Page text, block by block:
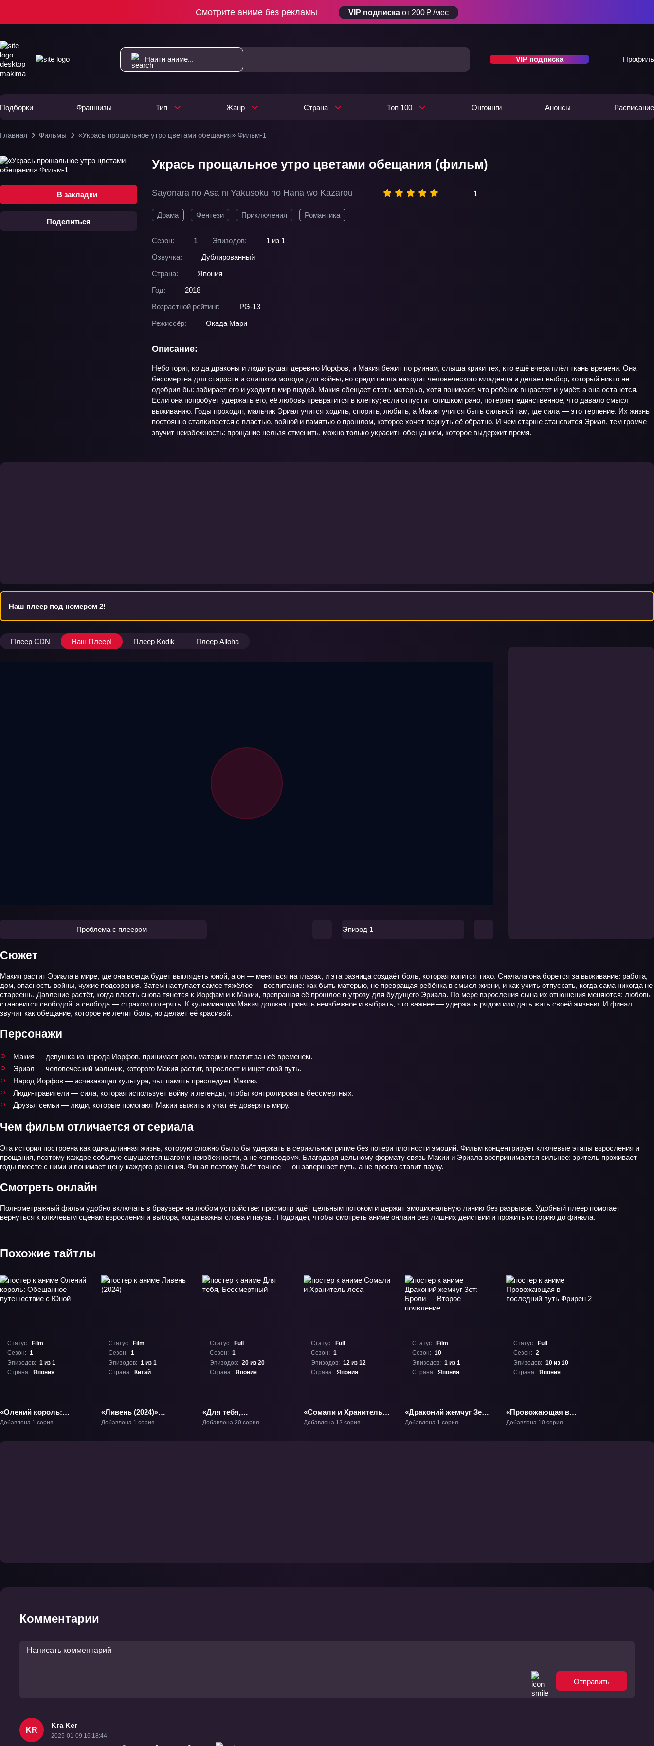
Смотрите аниме без рекламы VIP подписка от 200 ₽ /мес
VIP подписка Профиль
Подборки Франшизы Тип Жанр Страна Топ 100 Онгоинги Анонсы Расписание
Главная Фильмы «Укрась прощальное утро цветами обещания» Фильм-1
В закладки
Поделиться
Укрась прощальное утро цветами обещания (фильм)
Sayonara no Asa ni Yakusoku no Hana wo Kazarou 1
Драма Фентези Приключения Романтика
Сезон: 1 Эпизодов:
1 из 1
Озвучка:
Дублированный
Страна:
Япония
Год:
2018
Возрастной рейтинг:
PG-13
Режиссёр:
Окада Мари
Описание:
Небо горит, когда драконы и люди рушат деревню Иорфов, и Макия бежит по руинам, слыша крики тех, кто ещё вчера плёл ткань времени. Она
бессмертна для старости и слишком молода для войны, но среди пепла находит человеческого младенца и делает выбор, который никто не
одобрил бы: забирает его и уходит в мир людей. Макия обещает стать матерью, хотя понимает, что ребёнок вырастет и умрёт, а она останется.
Если она попробует удержать его, её любовь превратится в клетку; если отпустит слишком рано, потеряет единственное, что давало смысл
выживанию. Годы проходят, мальчик Эриал учится ходить, спорить, любить, а Макия учится быть сильной там, где сила — это терпение. Их жизнь
постоянно сталкивается с властью, войной и памятью о прошлом, которое хочет вернуть её обратно. И чем старше становится Эриал, тем громче
звучит неизбежность: прощание нельзя отменить, можно только украсить обещанием, которое выдержит время.
Наш плеер под номером 2!
Плеер CDN Наш Плеер! Плеер Kodik Плеер Alloha
Проблема с плеером Эпизод 1
Сюжет
Макия растит Эриала в мире, где она всегда будет выглядеть юной, а он — меняться на глазах, и эта разница создаёт боль, которая копится тихо. Сначала она борется за выживание: работа,
дом, опасность войны, чужие подозрения. Затем наступает самое тяжёлое — воспитание: как быть матерью, не превращая ребёнка в смысл жизни, и как учить отпускать, когда сама никогда не
стареешь. Давление растёт, когда власть снова тянется к Иорфам и к Макии, превращая её прошлое в угрозу для будущего Эриала. По мере взросления сына их отношения меняются: любовь
становится свободой, а свобода — страхом потерять. К кульминации Макия должна принять неизбежное и выбрать, что важнее — удержать рядом или дать жить своей жизнью. И финал
звучит как обещание, которое не лечит боль, но делает её красивой.
Персонажи
Макия — девушка из народа Иорфов, принимает роль матери и платит за неё временем.
Эриал — человеческий мальчик, которого Макия растит, взрослеет и ищет свой путь.
Народ Иорфов — исчезающая культура, чья память преследует Макию.
Люди‑правители — сила, которая использует войну и легенды, чтобы контролировать бессмертных.
Друзья семьи — люди, которые помогают Макии выжить и учат её доверять миру.
Чем фильм отличается от сериала
Эта история построена как одна длинная жизнь, которую сложно было бы удержать в сериальном ритме без потери плотности эмоций. Фильм концентрирует ключевые этапы взросления и
прощания, поэтому каждое событие ощущается шагом к неизбежности, а не «эпизодом». Благодаря цельному формату связь Макии и Эриала воспринимается сильнее: зритель проживает
годы вместе с ними и понимает цену каждого решения. Финал поэтому бьёт точнее — он завершает путь, а не просто ставит паузу.
Смотреть онлайн
Полнометражный фильм удобно включать в браузере на любом устройстве: просмотр идёт цельным потоком и держит эмоциональную линию без разрывов. Удобный плеер помогает
вернуться к ключевым сценам взросления и выбора, когда важны слова и паузы. Подойдёт, чтобы смотреть аниме онлайн без лишних действий и прожить историю до финала.
Похожие тайтлы
Статус:
Film
Сезон: 1
Эпизодов: 1 из 1
Страна: Япония
«Олений король:
Обещанное
Фильм-1
Добавлена 1 серия
Статус:
Film
Сезон: 1
Эпизодов: 1 из 1
Страна:
Китай
«Ливень (2024)»
Фильм-1
Добавлена 1 серия
Статус:
Full
Сезон: 1
Эпизодов: 20 из 20
Страна: Япония
«Для тебя,
Бессмертный» ТВ-1
Добавлена 20 серия
Статус:
Full
Сезон: 1
Эпизодов: 12 из 12
Страна: Япония
«Сомали и Хранитель
леса» ТВ-1
Добавлена 12 серия
Статус:
Film
Сезон: 10
Эпизодов: 1 из 1
Страна: Япония
«Драконий жемчуг Зет:
Броли — Второе
Добавлена 1 серия
Статус:
Full
Сезон: 2
Эпизодов: 10 из 10
Страна: Япония
«Провожающая в
последний путь
Добавлена 10 серия
Комментарии
Отправить
KR
Kra Ker
2025-01-09 16:18:44